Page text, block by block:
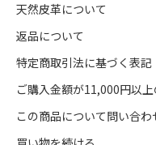
天然皮革について
返品について
特定商取引法に基づく表記
ご購入金額が11,000円以
この商品について問い合わ